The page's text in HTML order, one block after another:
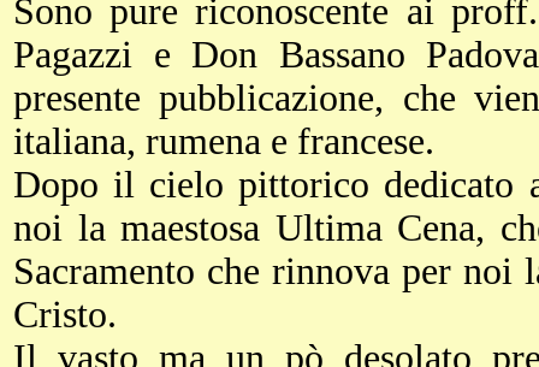
Sono pure riconoscente ai
Pagazzi e Don Bassano
presente pubblicazione, che
italiana, rumena e francese.
Dopo il cielo pittorico dedicato
noi la maestosa Ultima Cena,
Sacramento che rinnova per noi
Cristo.
Il vasto ma un pò desolato